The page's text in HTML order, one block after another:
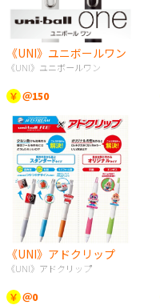
《UNI》ユニボールワン
《UNI》ユニボールワン
￥ ＠150
《UNI》アドクリップ
《UNI》アドクリップ
￥ ＠0